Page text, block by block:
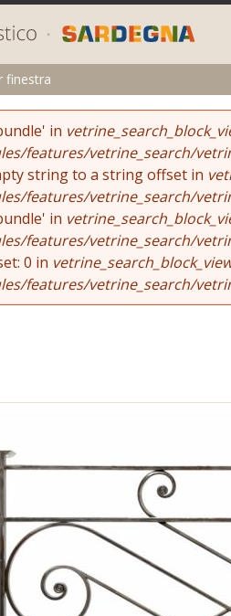
finestra
in
features/vetrine_search/
string to a string offset in
features/vetrine_search/
in
features/vetrine_search/
0 in
features/vetrine_search/